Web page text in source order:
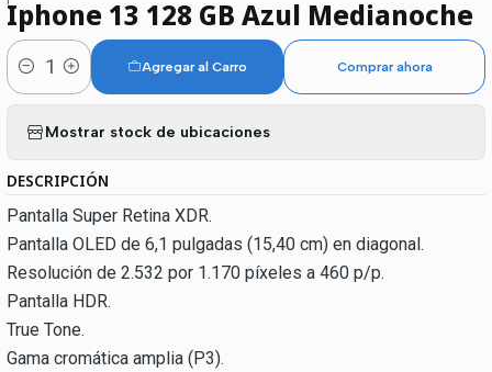
Iphone 13 128 GB Azul Medianoche
Cantidad
Agregar al Carro Comprar ahora
Mostrar stock de ubicaciones
DESCRIPCIÓN
Pantalla Super Retina XDR.
Pantalla OLED de 6,1 pulgadas (15,40 cm) en diagonal.
Resolución de 2.532 por 1.170 píxeles a 460 p/p.
Pantalla HDR.
True Tone.
Gama cromática amplia (P3).